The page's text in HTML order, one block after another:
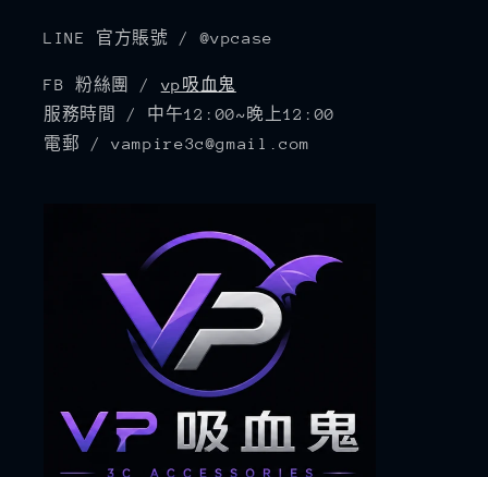
LINE 官方賬號 / @vpcase
FB 粉絲團 / vp吸血鬼
服務時間 / 中午12:00~晚上12:00
電郵 / vampire3c@gmail.com